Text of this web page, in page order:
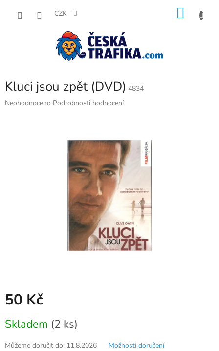
CZK
Kluci jsou zpět (DVD) 4834
Průměrné
Neohodnoceno Podrobnosti hodnocení
50 Kč
cena:
Skladem (2 ks)
Můžeme doručit do: 11.8.2026 Možnosti doručení